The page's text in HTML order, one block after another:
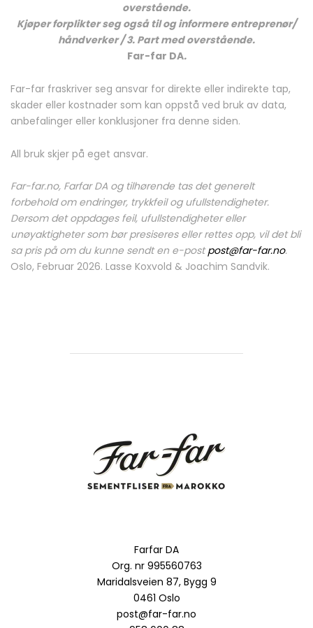
overstående.
Kjøper forplikter seg også til og informere entreprenør/
håndverker / 3. Part med overstående.
Far-far DA.
Far-far fraskriver seg ansvar for direkte eller indirekte tap,
skader eller kostnader som kan oppstå ved bruk av data,
anbefalinger eller konklusjoner fra denne siden.
All bruk skjer på eget ansvar.
Far-far.no, Farfar DA og tilhørende tas det generelt
forbehold om endringer, trykkfeil og ufullstendigheter.
Dersom det oppdages feil, ufullstendigheter eller
unøyaktigheter som bør presiseres eller rettes opp, vil det bli
sa pris på om du kunne sendt en e-post post@far-far.no.
Oslo, Februar 2026. Lasse Koxvold & Joachim Sandvik.
Farfar DA
Org. nr 995560763
Maridalsveien 87, Bygg 9
0461 Oslo
post@far-far.no